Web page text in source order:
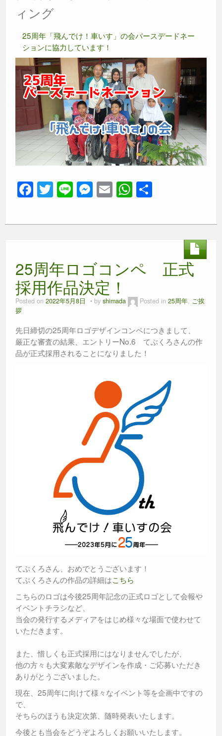
ィング
25周年「飛んでけ！車いす」の会バースデードネー
ションに協力しています！
F
a
c
o
o
k
T
wi
tt
Li
n
e
M
e
ss
g
er
E
m
ail
W
h
at
p
25周年ロゴコンペ 正式
採用作品決定！
Posted on 2022年5月8日 by shimada Posted in 25周年, ご挨
拶
先日締切の25周年ロゴデザインコンペにつきまして、
厳正な審査の結果、エントリーNo.6 てぶくろさんの作
品が正式採用されることになりました！
てぶくろさん、おめでとうございます！
てぶくろさんの作品の詳細はこちら
こちらのロゴは今後25周年記念の正式ロゴとして会報や
イベントチラシなど、
当会の発行するメディアをはじめ様々な場面で使わせて
いただきます。
また、惜しくも正式採用にはなりませんでしたが、
他の方々も大変素敵なデザインを作成・ご応募いただき
ありがとうございました。
現在、25周年に向けて様々なイベント等を企画中ですの
で、
そちらのほうも決定次第、随時発表いたします。
今後とも当会をどうぞよろしくお願いいたします。